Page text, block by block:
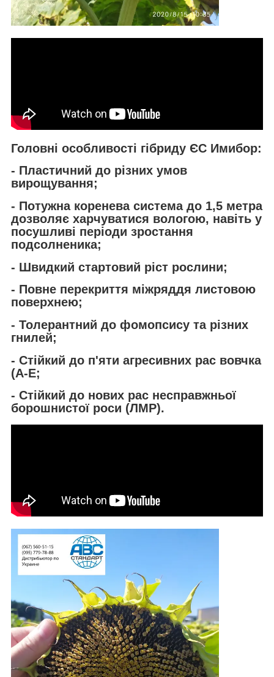
Головні особливості гібриду ЄС Имибор:
- Пластичний до різних умов
вирощування;
- Потужна коренева система до 1,5 метра
дозволяє харчуватися вологою, навіть у
посушливі періоди зростання
подсолненика;
- Швидкий стартовий ріст рослини;
- Повне перекриття міжряддя листовою
поверхнею;
- Толерантний до фомопсису та різних
гнилей;
- Стійкий до п'яти агресивних рас вовчка
(А-Е;
- Стійкий до нових рас несправжньої
борошнистої роси (ЛМР).